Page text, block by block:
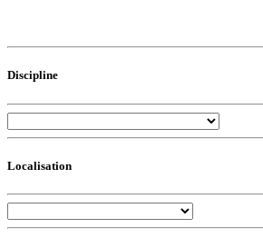
Discipline
Localisation